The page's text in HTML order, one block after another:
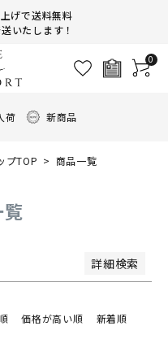
げで送料無料
いたします！
0
荷 新商品
プTOP 商品一覧
詳細検索
価格が高い順 新着順